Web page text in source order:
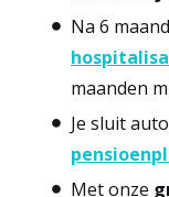
Na 6
maanden
Je sluit
Met onze